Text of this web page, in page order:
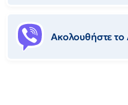
Ακολουθήστε